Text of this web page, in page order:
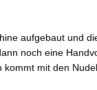
aufgebaut und
noch eine
mit den